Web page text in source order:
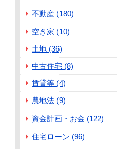
不動産 (180)
空き家 (10)
土地 (36)
中古住宅 (8)
賃貸等 (4)
農地法 (9)
資金計画・お金 (122)
住宅ローン (96)